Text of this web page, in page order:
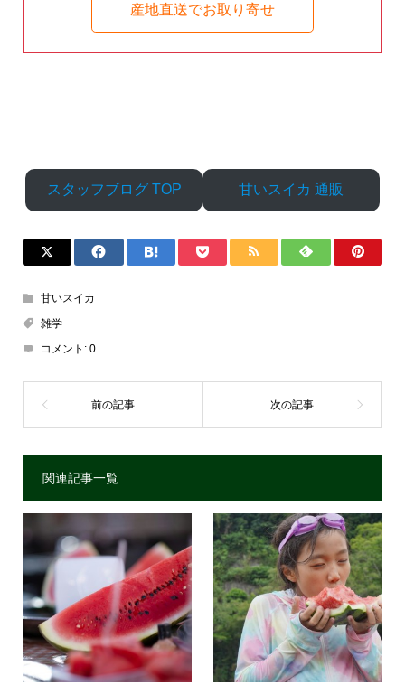
産地直送でお取り寄せ
スタッフブログ TOP 甘いスイカ 通販
甘いスイカ
雑学
コメント: 0
関連記事一覧